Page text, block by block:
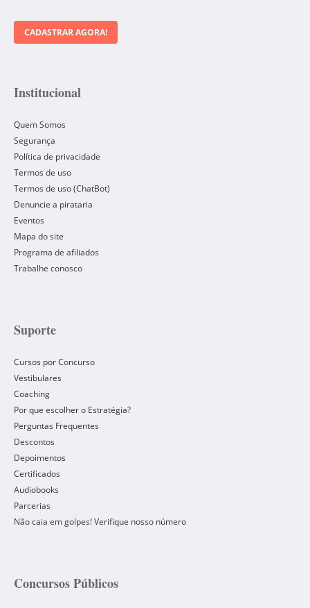
CADASTRAR AGORA!
Institucional
Quem Somos
Segurança
Política de privacidade
Termos de uso
Termos de uso (ChatBot)
Denuncie a pirataria
Eventos
Mapa do site
Programa de afiliados
Trabalhe conosco
Suporte
Cursos por Concurso
Vestibulares
Coaching
Por que escolher o Estratégia?
Perguntas Frequentes
Descontos
Depoimentos
Certificados
Audiobooks
Parcerias
Não caia em golpes! Verifique nosso número
Concursos Públicos